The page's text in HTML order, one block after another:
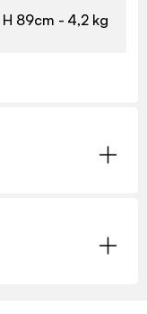
89cm - 4,2 kg